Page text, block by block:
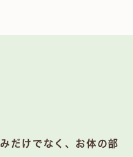
だけでなく、お体の部